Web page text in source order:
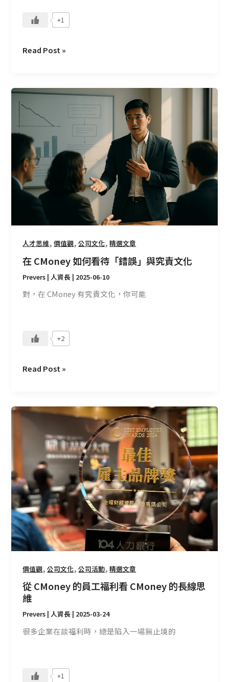
+1
Read Post »
人才思維,價值觀,公司文化,精選文章
在 CMoney 如何看待「錯誤」與究責文化
Prevers | 人資長 | 2025-06-10
對，在 CMoney 有究責文化，你可能
+2
在
CMoney
看
待
「錯
誤」
與
文
化
Read Post »
價值觀,公司文化,公司活動,精選文章
從 CMoney 的員工福利看 CMoney 的長線思
維
Prevers | 人資長 | 2025-03-24
很多企業在談福利時，總是陷入一場無止境的
+1
從
CMoney
利
看
CMoney
的
長
線
維